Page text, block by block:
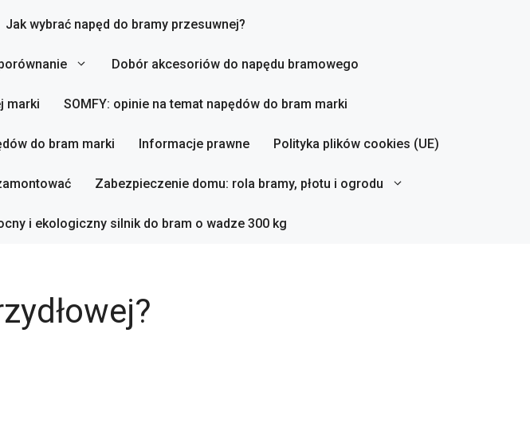
Jak wybrać napęd do bramy przesuwnej?
Dobór akcesoriów do napędu bramowego
marki SOMFY: opinie na temat napędów do bram marki
do bram marki Informacje prawne Polityka plików cookies (UE)
Zabezpieczenie domu: rola bramy, płotu i ogrodu
i ekologiczny silnik do bram o wadze 300 kg